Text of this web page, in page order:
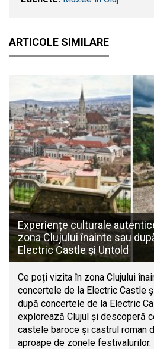
ARTICOLE SIMILARE
Experiențe culturale
zona Clujului înainte sau
Electric Castle și Untold
Ce poți vizita în zona Clujului
concertele de la Electric Castle
după concertele de la Electric
explorează Clujul și descoperă
castele baroce și castrul roman
aproape de zonele